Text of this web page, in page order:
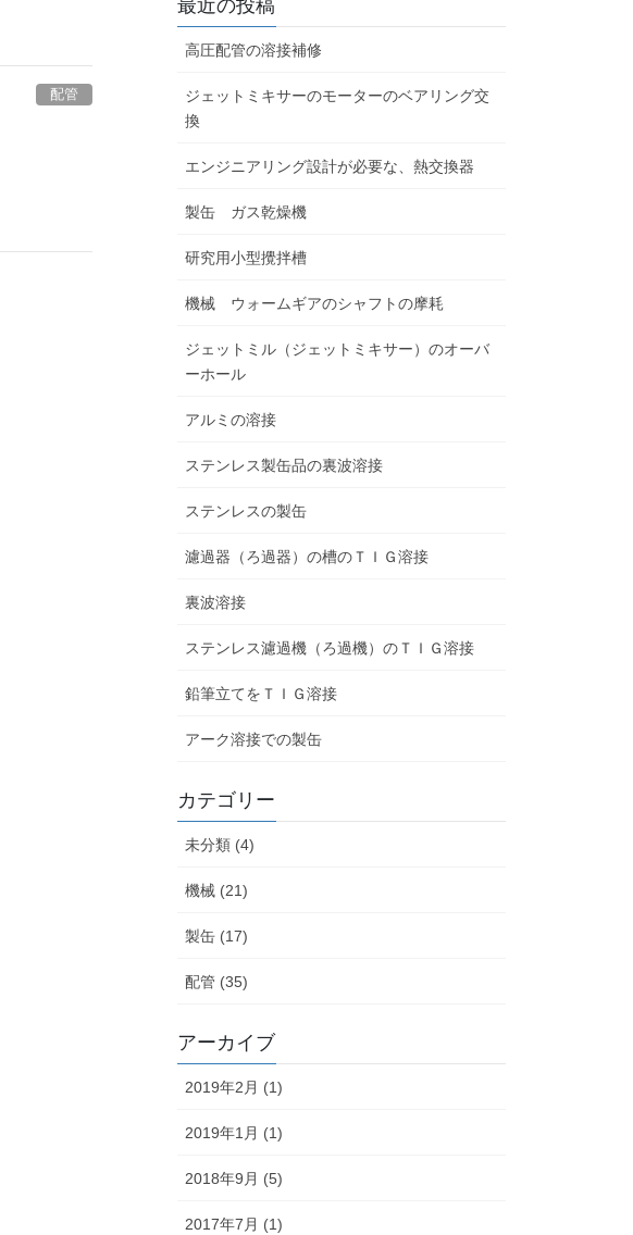
配管
最近の投稿
高圧配管の溶接補修
ジェットミキサーのモーターのベアリング交
換
エンジニアリング設計が必要な、熱交換器
製缶 ガス乾燥機
研究用小型攪拌槽
機械 ウォームギアのシャフトの摩耗
ジェットミル（ジェットミキサー）のオーバ
ーホール
アルミの溶接
ステンレス製缶品の裏波溶接
ステンレスの製缶
濾過器（ろ過器）の槽のＴＩＧ溶接
裏波溶接
ステンレス濾過機（ろ過機）のＴＩＧ溶接
鉛筆立てをＴＩＧ溶接
アーク溶接での製缶
カテゴリー
未分類 (4)
機械 (21)
製缶 (17)
配管 (35)
アーカイブ
2019年2月 (1)
2019年1月 (1)
2018年9月 (5)
2017年7月 (1)